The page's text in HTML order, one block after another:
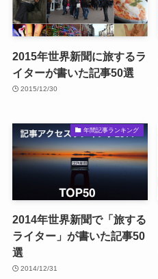
2015年世界新聞に旅するラ
イターが書いた記事50選
2015/12/30
年間記事ランキング
2014年世界新聞で「旅する
ライター」が書いた記事50
選
2014/12/31